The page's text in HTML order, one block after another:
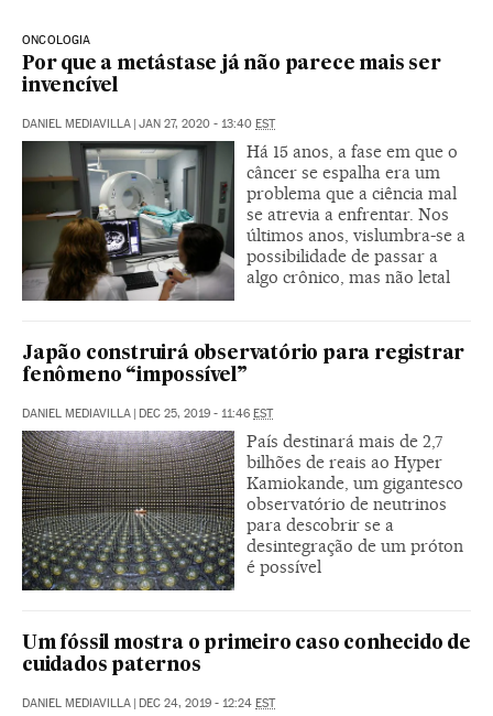
ONCOLOGIA
Por que a metástase já não parece mais ser
invencível
DANIEL MEDIAVILLA | JAN 27, 2020 - 13:40 EST
Há 15 anos, a fase em que o
câncer se espalha era um
problema que a ciência mal
se atrevia a enfrentar. Nos
últimos anos, vislumbra-se a
possibilidade de passar a
algo crônico, mas não letal
Japão construirá observatório para registrar
fenômeno “impossível”
DANIEL MEDIAVILLA | DEC 25, 2019 - 11:46 EST
País destinará mais de 2,7
bilhões de reais ao Hyper
Kamiokande, um gigantesco
observatório de neutrinos
para descobrir se a
desintegração de um próton
é possível
Um fóssil mostra o primeiro caso conhecido de
cuidados paternos
DANIEL MEDIAVILLA | DEC 24, 2019 - 12:24 EST